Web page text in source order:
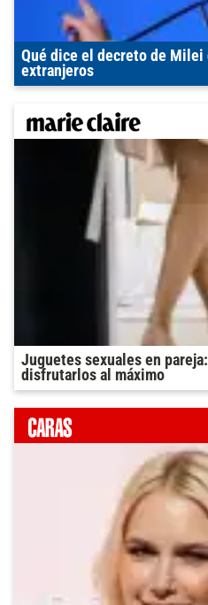
Qué dice el decreto de
extranjeros
Juguetes sexuales en
disfrutarlos al máximo